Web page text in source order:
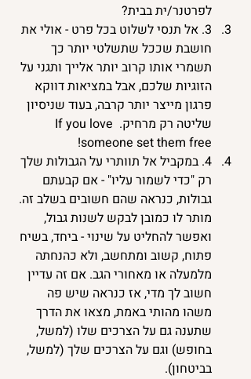
לפרטנר/ית בבית?
3. אל תנסי לשלוט בכל פרט - אולי את
חושבת שככל שתשלטי יותר כך
תשמרי אותו קרוב יותר אלייך ותגני על
הזוגיות שלכם, אבל במציאות דווקא
פרגון מייצר יותר קרבה, בעוד שניסיון
שליטה רק מרחיק. If you love
someone set them free!
4. במקביל אל תוותרי על הגבולות שלך
רק "כדי לשמור עליו" - אם קבעתם
גבולות, כנראה שהם חשובים בשלב זה.
מותר לו כמובן לבקש לשנות גבול,
ואפשר להחליט על שינוי - ביחד, בשיח
פתוח, קשוב ומתחשב, ולא כהנחתה
מלמעלה או מאחורי הגב. אם זה עדיין
חשוב לך מדי, אז כנראה שיש פה
משהו מהותי באמת, מצאו את הדרך
שתענה גם על הצרכים שלו (למשל,
בחופש) וגם על הצרכים שלך (למשל,
בביטחון).